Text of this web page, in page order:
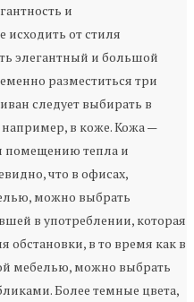
и
от стиля
элегантный и большой
разместиться три
следует выбирать в
в коже. Кожа —
помещению тепла и
что в офисах,
можно выбрать
в употреблении, которая
обстановки, в то время как в
мебелью, можно выбрать
Более темные цвета,